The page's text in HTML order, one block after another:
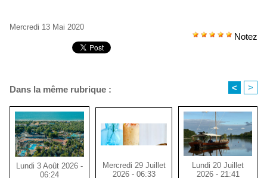
Mercredi 13 Mai 2020
Notez
Dans la même rubrique : < >
Lundi 3 Août 2026 -
06:24
Mercredi 29 Juillet
2026 - 06:33
Lundi 20 Juillet
2026 - 21:41